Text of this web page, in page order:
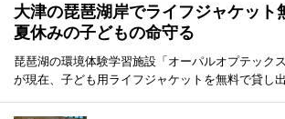
大津の琵琶湖岸でライフジャケッ
夏休みの子どもの命守る
琵琶湖の環境体験学習施設「オーパルオプテック
が現在、子ども用ライフジャケットを無料で貸し出